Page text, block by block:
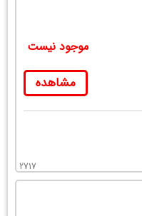
موجود نیست
مشاهده
2717